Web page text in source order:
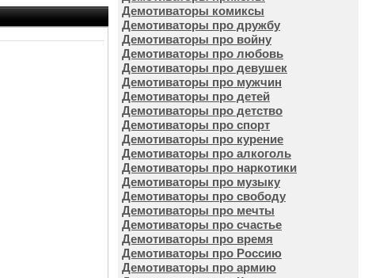
Демотиваторы комиксы
Демотиваторы про дружбу
Демотиваторы про войну
Демотиваторы про любовь
Демотиваторы про девушек
Демотиваторы про мужчин
Демотиваторы про детей
Демотиваторы про детство
Демотиваторы про спорт
Демотиваторы про курение
Демотиваторы про алкоголь
Демотиваторы про наркотики
Демотиваторы про музыку
Демотиваторы про свободу
Демотиваторы про мечты
Демотиваторы про счастье
Демотиваторы про время
Демотиваторы про Россию
Демотиваторы про армию